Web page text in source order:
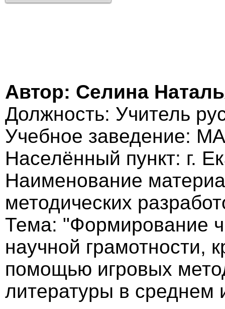
Автор: Селина
Должность: Учитель
Учебное заведение:
Населённый пункт: г.
Наименование
методических
Тема: "Формирование
научной грамотности,
помощью игровых
литературы в среднем